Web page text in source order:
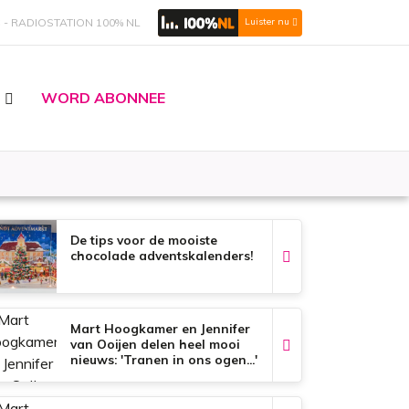
RADIOSTATION 100% NL Luister nu
WORD ABONNEE
De tips voor de mooiste
chocolade adventskalenders!
Mart Hoogkamer en Jennifer
van Ooijen delen heel mooi
nieuws: 'Tranen in ons ogen...'